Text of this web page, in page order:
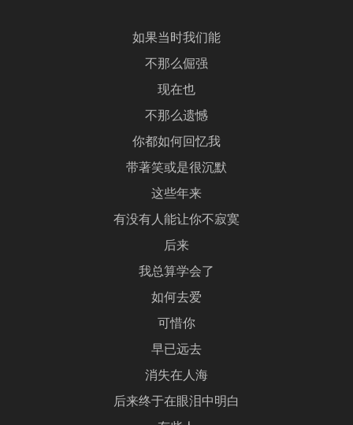
如果当时我们能
不那么倔强
现在也
不那么遗憾
你都如何回忆我
带著笑或是很沉默
这些年来
有没有人能让你不寂寞
后来
我总算学会了
如何去爱
可惜你
早已远去
消失在人海
后来终于在眼泪中明白